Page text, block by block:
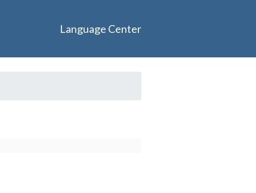
Language Center